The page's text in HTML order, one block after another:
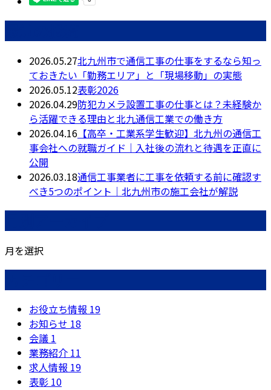
2026.05.27北九州市で通信工事の仕事をするなら知っ
ておきたい「勤務エリア」と「現場移動」の実態
2026.05.12表彰2026
2026.04.29防犯カメラ設置工事の仕事とは？未経験か
ら活躍できる理由と北九通信工業での働き方
2026.04.16 【高卒・工業系学生歓迎】北九州の通信工
事会社への就職ガイド｜入社後の流れと待遇を正直に
公開
2026.03.18通信工事業者に工事を依頼する前に確認す
べき5つのポイント｜北九州市の施工会社が解説
月を選択
お役立ち情報 19
お知らせ 18
会議 1
業務紹介 11
求人情報 19
表彰 10